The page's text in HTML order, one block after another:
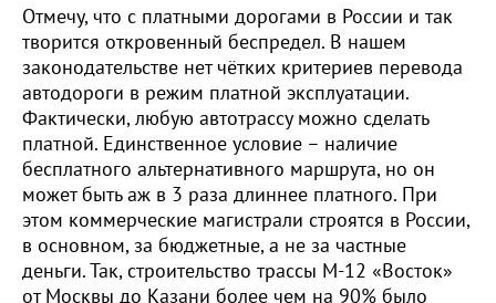
Отмечу, что с платными дорогами в России и так
творится откровенный беспредел. В нашем
законодательстве нет чётких критериев перевода
автодороги в режим платной эксплуатации.
Фактически, любую автотрассу можно сделать
платной. Единственное условие – наличие
бесплатного альтернативного маршрута, но он
может быть аж в 3 раза длиннее платного. При
этом коммерческие магистрали строятся в России,
в основном, за бюджетные, а не за частные
деньги. Так, строительство трассы М-12 «Восток»
от Москвы до Казани более чем на 90% было